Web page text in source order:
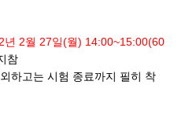
년 2월 27일(월) 14:00~15:00(60
참
하고는 시험 종료까지 필히 착